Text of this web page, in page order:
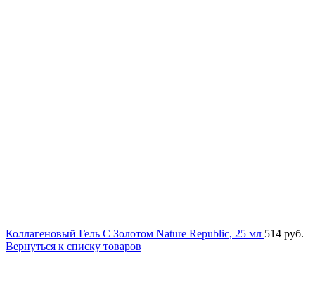
Коллагеновый Гель С Золотом Nature Republic, 25 мл 514 руб.
Вернуться к списку товаров